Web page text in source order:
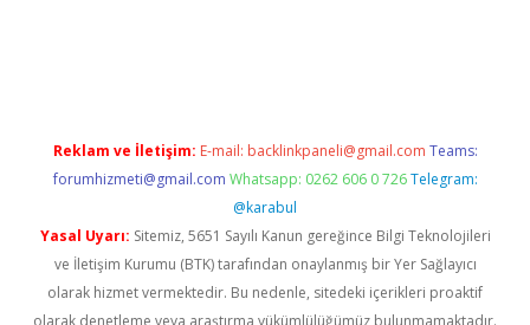
Reklam ve İletişim: E-mail: backlinkpaneli@gmail.com Teams:
forumhizmeti@gmail.com Whatsapp: 0262 606 0 726 Telegram:
@karabul
Yasal Uyarı: Sitemiz, 5651 Sayılı Kanun gereğince Bilgi Teknolojileri
ve İletişim Kurumu (BTK) tarafından onaylanmış bir Yer Sağlayıcı
olarak hizmet vermektedir. Bu nedenle, sitedeki içerikleri proaktif
olarak denetleme veya araştırma yükümlülüğümüz bulunmamaktadır.